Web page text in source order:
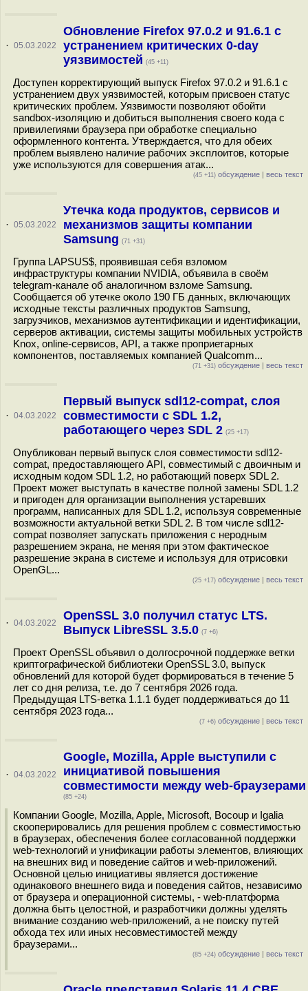
· 05.03.2022
Обновление Firefox 97.0.2 и 91.6.1 с
устранением критических 0-day
уязвимостей (45 +11)
Доступен корректирующий выпуск Firefox 97.0.2 и 91.6.1 с
устранением двух уязвимостей, которым присвоен статус
критических проблем. Уязвимости позволяют обойти
sandbox-изоляцию и добиться выполнения своего кода с
привилегиями браузера при обработке специально
оформленного контента. Утверждается, что для обеих
проблем выявлено наличие рабочих эксплоитов, которые
уже используются для совершения атак...
(45 +11) обсуждение | весь текст
· 05.03.2022
Утечка кода продуктов, сервисов и
механизмов защиты компании
Samsung (71 +31)
Группа LAPSUS$, проявившая себя взломом
инфраструктуры компании NVIDIA, объявила в своём
telegram-канале об аналогичном взломе Samsung.
Сообщается об утечке около 190 ГБ данных, включающих
исходные тексты различных продуктов Samsung,
загрузчиков, механизмов аутентификации и идентификации,
серверов активации, системы защиты мобильных устройств
Knox, online-сервисов, API, а также проприетарных
компонентов, поставляемых компанией Qualcomm...
(71 +31) обсуждение | весь текст
· 04.03.2022
Первый выпуск sdl12-compat, слоя
совместимости с SDL 1.2,
работающего через SDL 2 (25 +17)
Опубликован первый выпуск слоя совместимости sdl12-
compat, предоставляющего API, совместимый с двоичным и
исходным кодом SDL 1.2, но работающий поверх SDL 2.
Проект может выступать в качестве полной замены SDL 1.2
и пригоден для организации выполнения устаревших
программ, написанных для SDL 1.2, используя современные
возможности актуальной ветки SDL 2. В том числе sdl12-
compat позволяет запускать приложения с неродным
разрешением экрана, не меняя при этом фактическое
разрешение экрана в системе и используя для отрисовки
OpenGL...
(25 +17) обсуждение | весь текст
· 04.03.2022
OpenSSL 3.0 получил статус LTS.
Выпуск LibreSSL 3.5.0 (7 +6)
Проект OpenSSL объявил о долгосрочной поддержке ветки
криптографической библиотеки OpenSSL 3.0, выпуск
обновлений для которой будет формироваться в течение 5
лет со дня релиза, т.е. до 7 сентября 2026 года.
Предыдущая LTS-ветка 1.1.1 будет поддерживаться до 11
сентября 2023 года...
(7 +6) обсуждение | весь текст
· 04.03.2022
Google, Mozilla, Apple выступили с
инициативой повышения
совместимости между web-браузерами
(85 +24)
Компании Google, Mozilla, Apple, Microsoft, Bocoup и Igalia
скооперировались для решения проблем с совместимостью
в браузерах, обеспечения более согласованной поддержки
web-технологий и унификации работы элементов, влияющих
на внешних вид и поведение сайтов и web-приложений.
Основной целью инициативы является достижение
одинакового внешнего вида и поведения сайтов, независимо
от браузера и операционной системы, - web-платформа
должна быть целостной, и разработчики должны уделять
внимание созданию web-приложений, а не поиску путей
обхода тех или иных несовместимостей между
браузерами...
(85 +24) обсуждение | весь текст